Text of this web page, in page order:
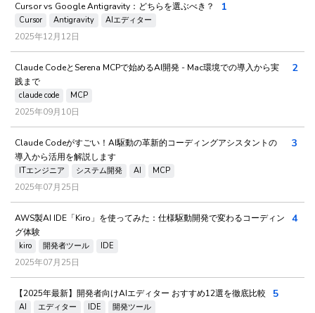
Cursor vs Google Antigravity：どちらを選ぶべき？
Cursor Antigravity AIエディター
2025年12月12日
1
Claude CodeとSerena MCPで始めるAI開発 - Mac環境での導入から実
践まで
claude code MCP
2025年09月10日
2
Claude Codeがすごい！AI駆動の革新的コーディングアシスタントの
導入から活用を解説します
ITエンジニア システム開発 AI MCP
2025年07月25日
3
AWS製AI IDE「Kiro」を使ってみた：仕様駆動開発で変わるコーディン
グ体験
kiro 開発者ツール IDE
2025年07月25日
4
【2025年最新】開発者向けAIエディター おすすめ12選を徹底比較
AI エディター IDE 開発ツール
5